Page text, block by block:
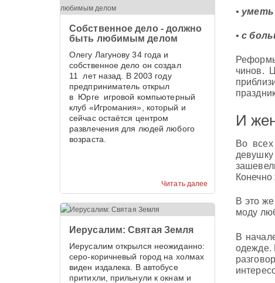
Читать далее
Собственное дело - должно
быть любимым делом
Олегу Лагунову 34 года и
собственное дело он создал
11 лет назад. В 2003 году
предприниматель открыл
в Юрге игровой компьютерный
клуб «Игромания», который и
сейчас остаётся центром
развлечения для людей любого
возраста.
Иерусалим: Святая Земля
Иерусалим открылся неожиданно:
серо-коричневый город на холмах
виден издалека. В автобусе
притихли, прильнули к окнам и
• уметь
•с
чинов.
И
Во всех
Конечно
В это
моду
В
одежде.